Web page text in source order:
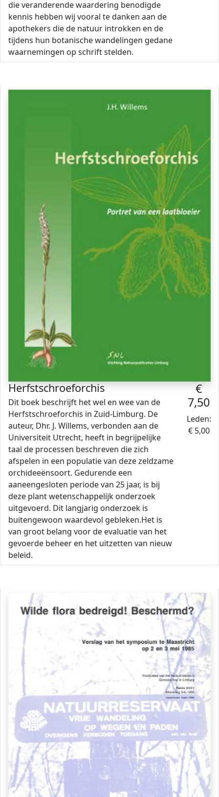
die veranderende waardering benodigde
kennis hebben wij vooral te danken aan de
apothekers die de natuur introkken en de
tijdens hun botanische wandelingen gedane
waarnemingen op schrift stelden.
Herfstschroeforchis
Dit boek beschrijft het wel en wee van de
Herfstschroeforchis in Zuid-Limburg. De
auteur, Dhr. J. Willems, verbonden aan de
Universiteit Utrecht, heeft in begrijpelijke
taal de processen beschreven die zich
afspelen in een populatie van deze zeldzame
orchideeënsoort. Gedurende een
aaneengesloten periode van 25 jaar, is bij
deze plant wetenschappelijk onderzoek
uitgevoerd. Dit langjarig onderzoek is
buitengewoon waardevol gebleken.Het is
van groot belang voor de evaluatie van het
gevoerde beheer en het uitzetten van nieuw
beleid.
€
7,50
Leden:
€ 5,00